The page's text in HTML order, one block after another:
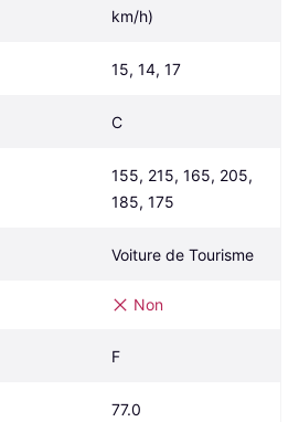
km/h)
15, 14, 17
C
155, 215, 165, 205,
185, 175
Voiture de Tourisme
Non
F
77.0